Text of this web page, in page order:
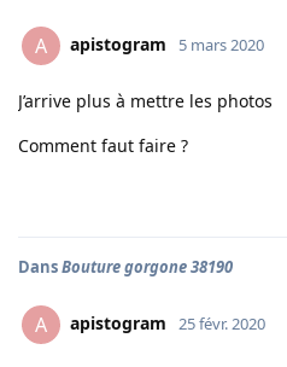
A apistogram 5 mars 2020
J’arrive plus à mettre les photos
Comment faut faire ?
DansBouture gorgone 38190
A apistogram 25 févr. 2020